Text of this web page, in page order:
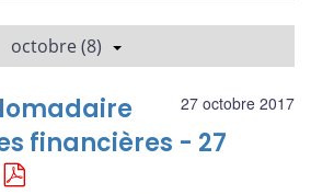
octobre (8)
27 octobre 2017
financières - 27